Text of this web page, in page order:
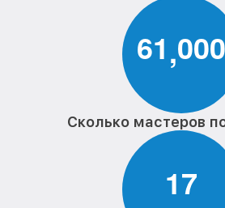
61,000
Сколько мастеров
17